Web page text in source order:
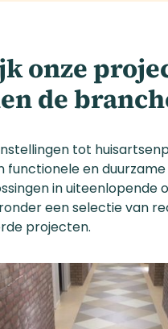
onze
de
tot
functionele en duurzame
in uiteenlopende
een selectie van
projecten.